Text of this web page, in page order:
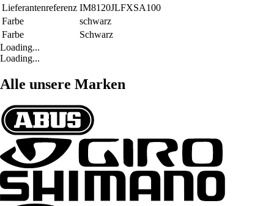
Lieferantenreferenz IM8120JLFXSA100
Farbe
schwarz
Farbe
Schwarz
Loading...
Loading...
Alle unsere Marken